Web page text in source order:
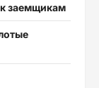
заемщикам